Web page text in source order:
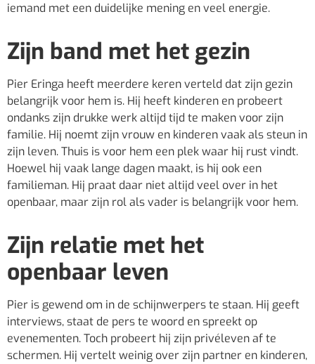
iemand met een duidelijke mening en veel energie.
Zijn band met het gezin
Pier Eringa heeft meerdere keren verteld dat zijn gezin
belangrijk voor hem is. Hij heeft kinderen en probeert
ondanks zijn drukke werk altijd tijd te maken voor zijn
familie. Hij noemt zijn vrouw en kinderen vaak als steun in
zijn leven. Thuis is voor hem een plek waar hij rust vindt.
Hoewel hij vaak lange dagen maakt, is hij ook een
familieman. Hij praat daar niet altijd veel over in het
openbaar, maar zijn rol als vader is belangrijk voor hem.
Zijn relatie met het
openbaar leven
Pier is gewend om in de schijnwerpers te staan. Hij geeft
interviews, staat de pers te woord en spreekt op
evenementen. Toch probeert hij zijn privéleven af te
schermen. Hij vertelt weinig over zijn partner en kinderen,